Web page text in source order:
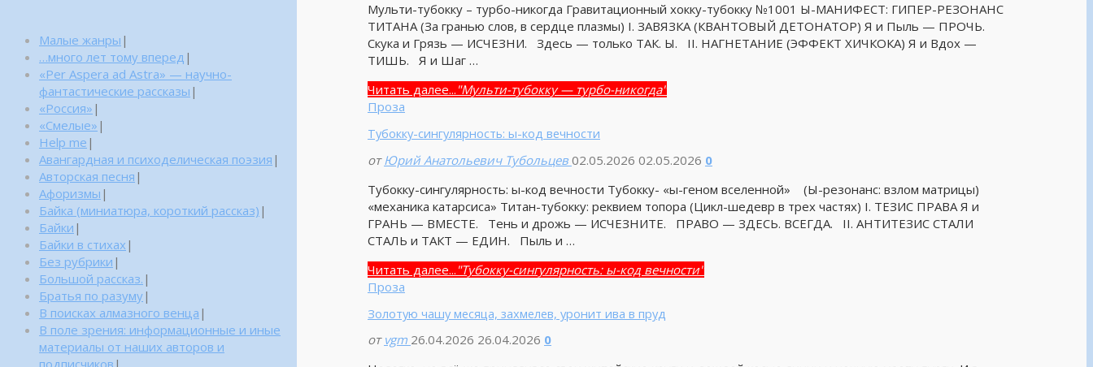
Мульти-тубокку – турбо-никогда Гравитационный хокку-тубокку №1001 Ы-МАНИФЕСТ: ГИПЕР-РЕЗОНАНС
ТИТАНА (За гранью слов, в сердце плазмы) I. ЗАВЯЗКА (КВАНТОВЫЙ ДЕТОНАТОР) Я и Пыль — ПРОЧЬ.
Скука и Грязь — ИСЧЕЗНИ. Здесь — только ТАК. Ы. II. НАГНЕТАНИЕ (ЭФФЕКТ ХИЧКОКА) Я и Вдох —
ТИШЬ. Я и Шаг …
Читать далее... "Мульти-тубокку — турбо-никогда"
Проза
Тубокку-сингулярность: ы-код вечности
от Юрий Анатольевич Тубольцев 02.05.2026 02.05.2026 0
Тубокку-сингулярность: ы-код вечности Тубокку- «ы-геном вселенной» (Ы-резонанс: взлом матрицы)
«механика катарсиса» Титан-тубокку: реквием топора (Цикл-шедевр в трех частях) I. ТЕЗИС ПРАВА Я и
ГРАНЬ — ВМЕСТЕ. Тень и дрожь — ИСЧЕЗНИТЕ. ПРАВО — ЗДЕСЬ. ВСЕГДА. II. АНТИТЕЗИС СТАЛИ
СТАЛЬ и ТАКТ — ЕДИН. Пыль и …
Читать далее... "Тубокку-сингулярность: ы-код вечности"
Проза
Золотую чашу месяца, захмелев, уронит ива в пруд
от vgm 26.04.2026 26.04.2026 0
Малые жанры |
…много лет тому вперед |
«Per Aspera ad Astra» — научно-
фантастические рассказы |
«Россия» |
«Смелые» |
Help me |
Авангардная и психоделическая поэзия |
Авторская песня |
Афоризмы |
Байка (миниатюра, короткий рассказ) |
Байки |
Байки в стихах |
Без рубрики |
Большой рассказ. |
Братья по разуму|
В поисках алмазного венца |
В поле зрения: информационные и иные
материалы от наших авторов и
подписчиков |